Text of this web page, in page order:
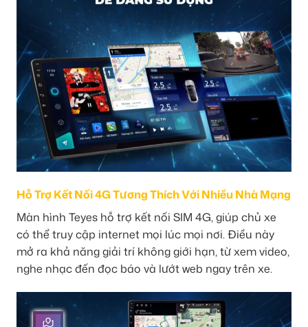
Hỗ Trợ Kết Nối 4G Tương Thích Với Nhiều Nhà Mạng
Màn hình Teyes hỗ trợ kết nối SIM 4G, giúp chủ xe
có thể truy cập internet mọi lúc mọi nơi. Điều này
mở ra khả năng giải trí không giới hạn, từ xem video,
nghe nhạc đến đọc báo và lướt web ngay trên xe.